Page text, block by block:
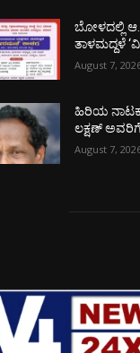
ಬೋಳದಲ್ಲಿ
ತಾಳಮದ್ದಳೆ
August 7,
ಹಿರಿಯ
ಲಕ್ಷಣ್ ಅವರಿಗೆ
August 7,